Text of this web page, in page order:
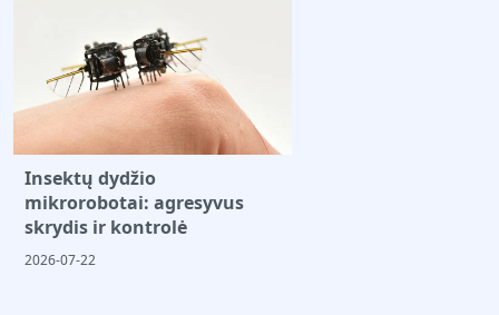
Insektų dydžio
mikrorobotai: agresyvus
skrydis ir kontrolė
2026-07-22